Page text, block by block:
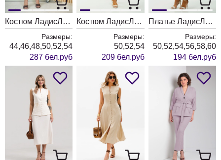
Костюм ЛадисЛайн 1584 кэмел
Размеры:
44,46,48,50,52,54
287 бел.руб
Костюм ЛадисЛайн 1573 салатовый
Размеры:
50,52,54
209 бел.руб
Платье ЛадисЛайн 1572 мята
Размеры:
50,52,54,56,58,60
194 бел.руб